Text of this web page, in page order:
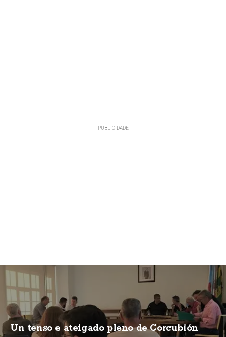
Un tenso e ateigado pleno de Corcubión